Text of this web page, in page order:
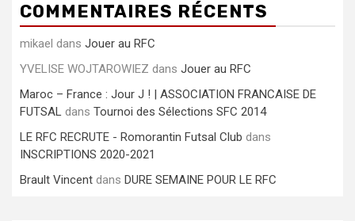
COMMENTAIRES RÉCENTS
mikael dans Jouer au RFC
YVELISE WOJTAROWIEZ dans Jouer au RFC
Maroc – France : Jour J ! | ASSOCIATION FRANCAISE DE
FUTSAL dans Tournoi des Sélections SFC 2014
LE RFC RECRUTE - Romorantin Futsal Club dans
INSCRIPTIONS 2020-2021
Brault Vincent dans DURE SEMAINE POUR LE RFC